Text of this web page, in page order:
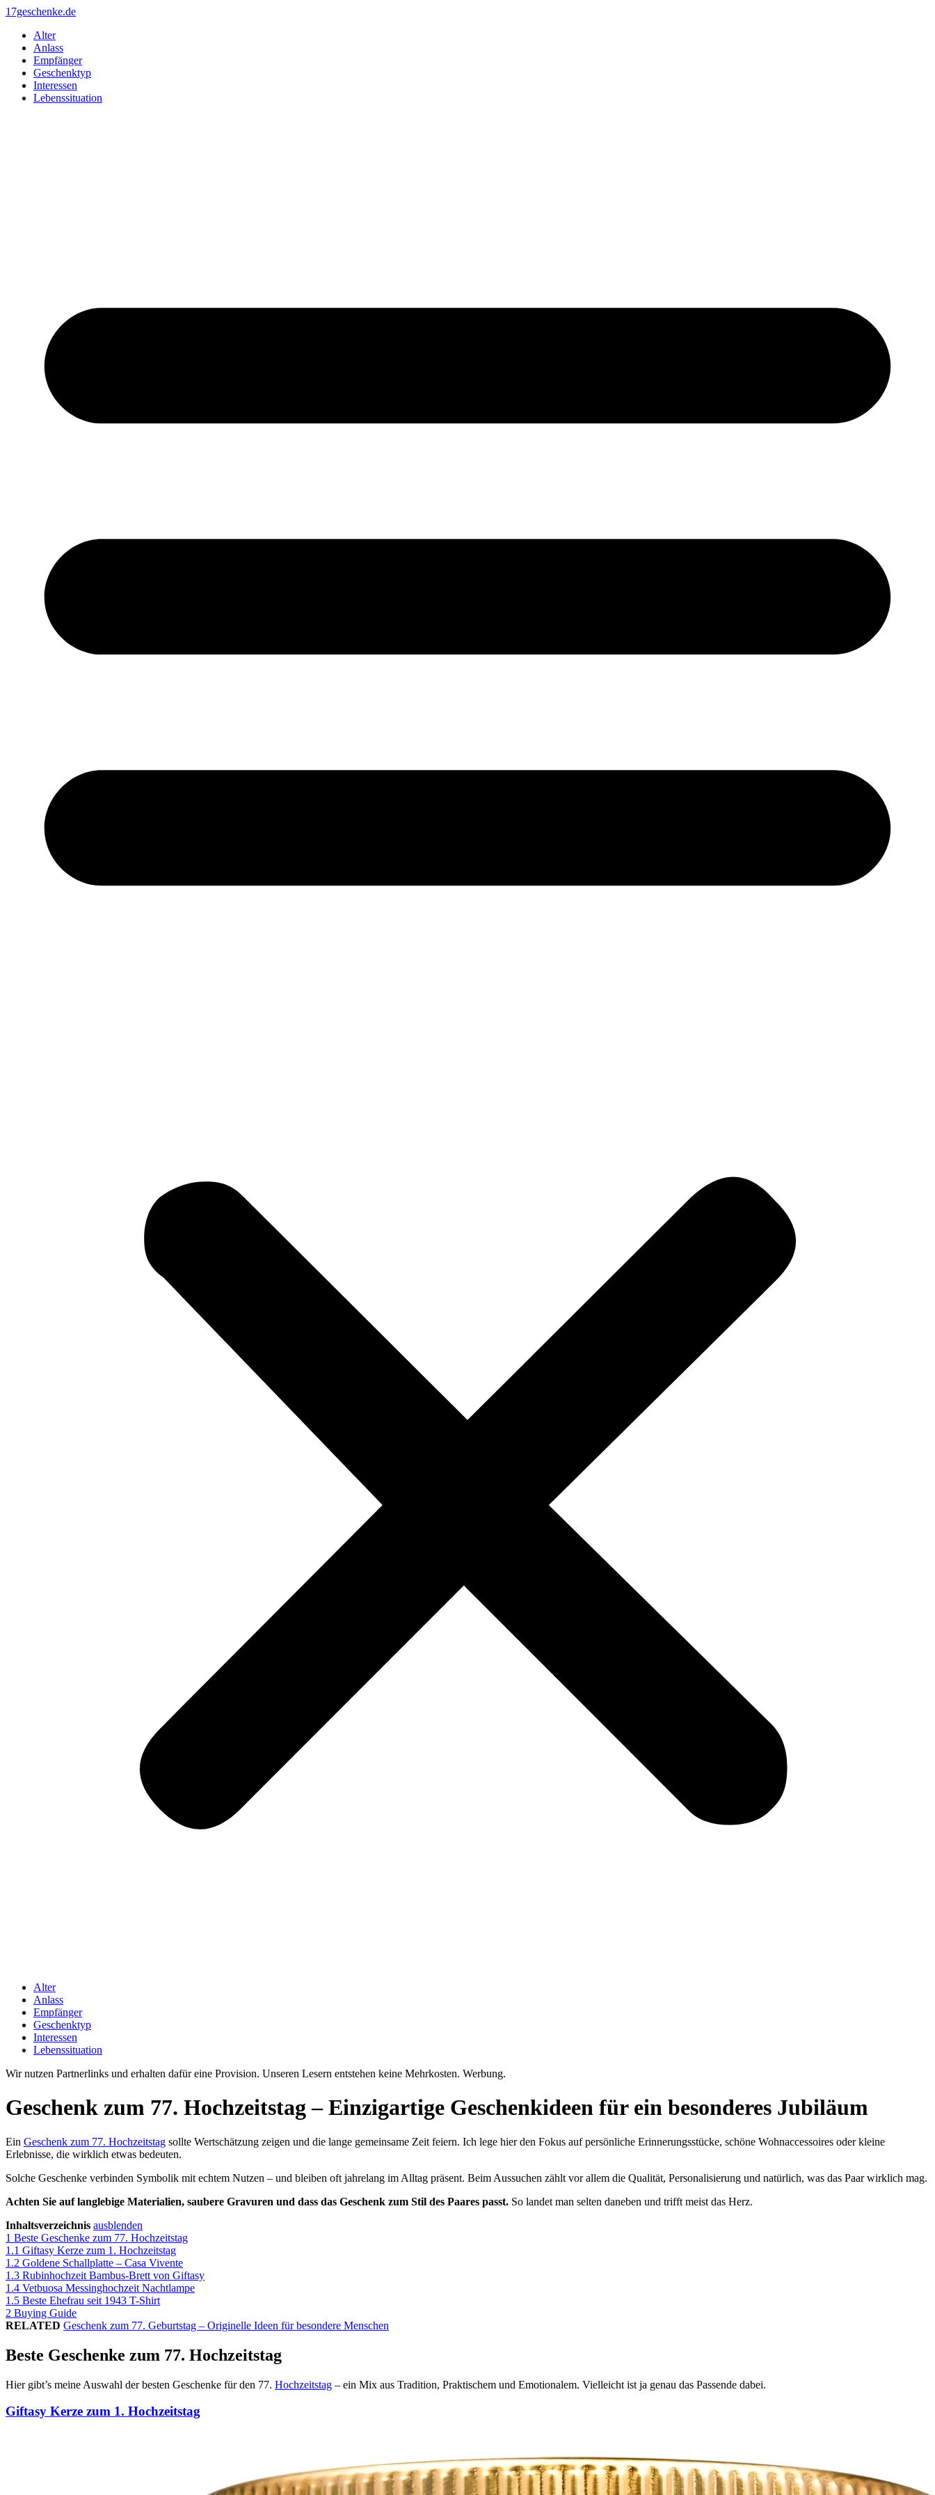
Zum
springen
17geschenke.de
Alter
Anlass
Empfänger
Geschenktyp
Interessen
Lebenssituation
Alter
Anlass
Empfänger
Geschenktyp
Interessen
Lebenssituation
Wir nutzen Partnerlinks und erhalten dafür eine Provision. Unseren Lesern entstehen keine Mehrkosten. Werbung.
Geschenk zum 77. Hochzeitstag – Einzigartige Geschenkideen für ein besonderes Jubiläum
Ein Geschenk zum 77. Hochzeitstag sollte Wertschätzung zeigen und die lange gemeinsame Zeit feiern. Ich lege hier den Fokus auf persönliche Erinnerungsstücke, schöne Wohnaccessoires oder kleine
Erlebnisse, die wirklich etwas bedeuten.
Solche Geschenke verbinden Symbolik mit echtem Nutzen – und bleiben oft jahrelang im Alltag präsent. Beim Aussuchen zählt vor allem die Qualität, Personalisierung und natürlich, was das Paar wirklich mag.
Achten Sie auf langlebige Materialien, saubere Gravuren und dass das Geschenk zum Stil des Paares passt. So landet man selten daneben und trifft meist das Herz.
Inhaltsverzeichnis ausblenden
1 Beste Geschenke zum 77. Hochzeitstag
1.1 Giftasy Kerze zum 1. Hochzeitstag
1.2 Goldene Schallplatte – Casa Vivente
1.3 Rubinhochzeit Bambus-Brett von Giftasy
1.4 Vetbuosa Messinghochzeit Nachtlampe
1.5 Beste Ehefrau seit 1943 T-Shirt
2 Buying Guide
RELATED Geschenk zum 77. Geburtstag – Originelle Ideen für besondere Menschen
Beste Geschenke zum 77. Hochzeitstag
Hier gibt’s meine Auswahl der besten Geschenke für den 77. Hochzeitstag – ein Mix aus Tradition, Praktischem und Emotionalem. Vielleicht ist ja genau das Passende dabei.
Giftasy Kerze zum 1. Hochzeitstag